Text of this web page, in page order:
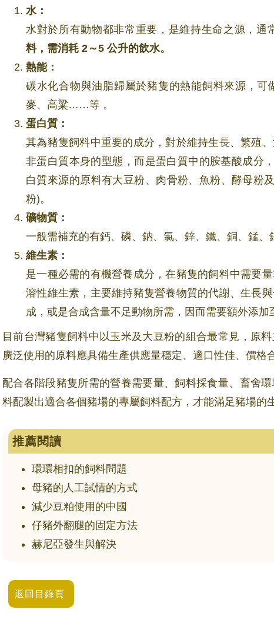
水：
水對於所有動物都非常重要，是維持生命之源，通
料，需消耗 2～5 公升的飲水。
熱能：
碳水化合物與油脂歸屬於豬隻的熱能飼料來源，
麥、高粱……等 。
蛋白質：
其為豬隻飼料中重要的成分，對於維持生長、繁殖
非蛋白質本身的型態，而是蛋白質中的胺基酸成分
白質來源的原料有大豆粉、肉骨粉、魚粉、酵母粉
粉)。
礦物質：
一般需補充的有鈣、磷、鈉、氯、鋅、鐵、銅、錳、
維生素：
是一種必需的有機營養成分，在豬隻的飼料中需要
溶性維生素，主要維持豬隻營養物質的代謝、生長
成，或是合成含量不足動物所需，因而需要額外添加
目前台灣豬隻飼料中以玉米及大豆粉的組合最常見，原
廣泛使用的原料應具備生產供應量穩定、適口性佳、價格
配合各階段豬隻所需的營養需要量、飼料採食量、畜舍
料配製出適合各個豬場的專屬飼料配方，才能滿足豬場的
推薦閱讀
環環相扣的飼料問題
母豬的人工試情的方式
減少豆粕使用的中國
仔豬外翻腿的固定方法
赫尼亞發生與解決
返回目錄頁